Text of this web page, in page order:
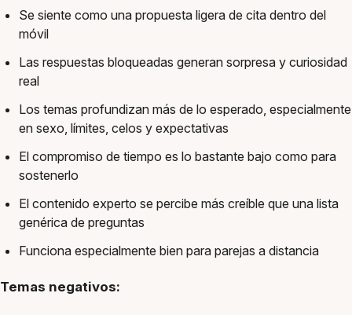
Se siente como una propuesta ligera de cita dentro del
móvil
Las respuestas bloqueadas generan sorpresa y curiosidad
real
Los temas profundizan más de lo esperado, especialmente
en sexo, límites, celos y expectativas
El compromiso de tiempo es lo bastante bajo como para
sostenerlo
El contenido experto se percibe más creíble que una lista
genérica de preguntas
Funciona especialmente bien para parejas a distancia
Temas negativos: